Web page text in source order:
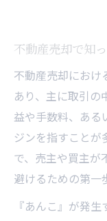
不動産売却で知
不動産売却におけ
あり、主に取引の
益や手数料、ある
ジンを指すことが
で、売主や買主が
避けるための第一
『あんこ』が発